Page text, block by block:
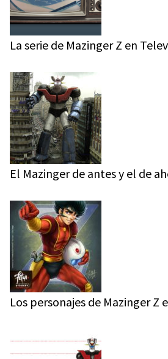
La serie de Mazinger Z en
El Mazinger de antes y el de
Los personajes de Mazinger Z